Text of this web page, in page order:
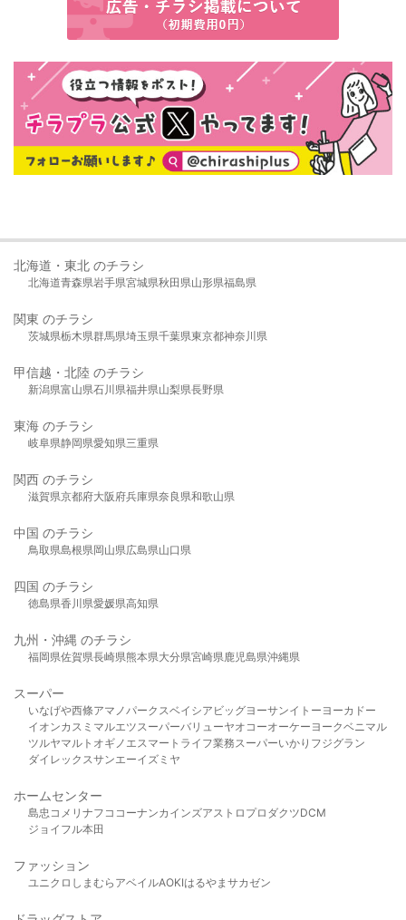
北海道・東北 のチラシ
北海道青森県岩手県宮城県秋田県山形県福島県
関東 のチラシ
茨城県栃木県群馬県埼玉県千葉県東京都神奈川県
甲信越・北陸 のチラシ
新潟県富山県石川県福井県山梨県長野県
東海 のチラシ
岐阜県静岡県愛知県三重県
関西 のチラシ
滋賀県京都府大阪府兵庫県奈良県和歌山県
中国 のチラシ
鳥取県島根県岡山県広島県山口県
四国 のチラシ
徳島県香川県愛媛県高知県
九州・沖縄 のチラシ
福岡県佐賀県長崎県熊本県大分県宮崎県鹿児島県沖縄県
スーパー
いなげや西條アマノパークスベイシア ビッグヨーサンイトーヨーカドー
イオンカスミ マルエツスーパーバリューヤオコーオーケー ヨークベニマル
ツルヤマルト オギノ エスマート ライフ業務スーパーいかり フジグラン
ダイレックスサンエーイズミヤ
ホームセンター
島忠 コメリ ナフコ コーナンカインズアストロプロダクツDCM
ジョイフル本田
ファッション
ユニクロ しまむら アベイルAOKIはるやま サカゼン